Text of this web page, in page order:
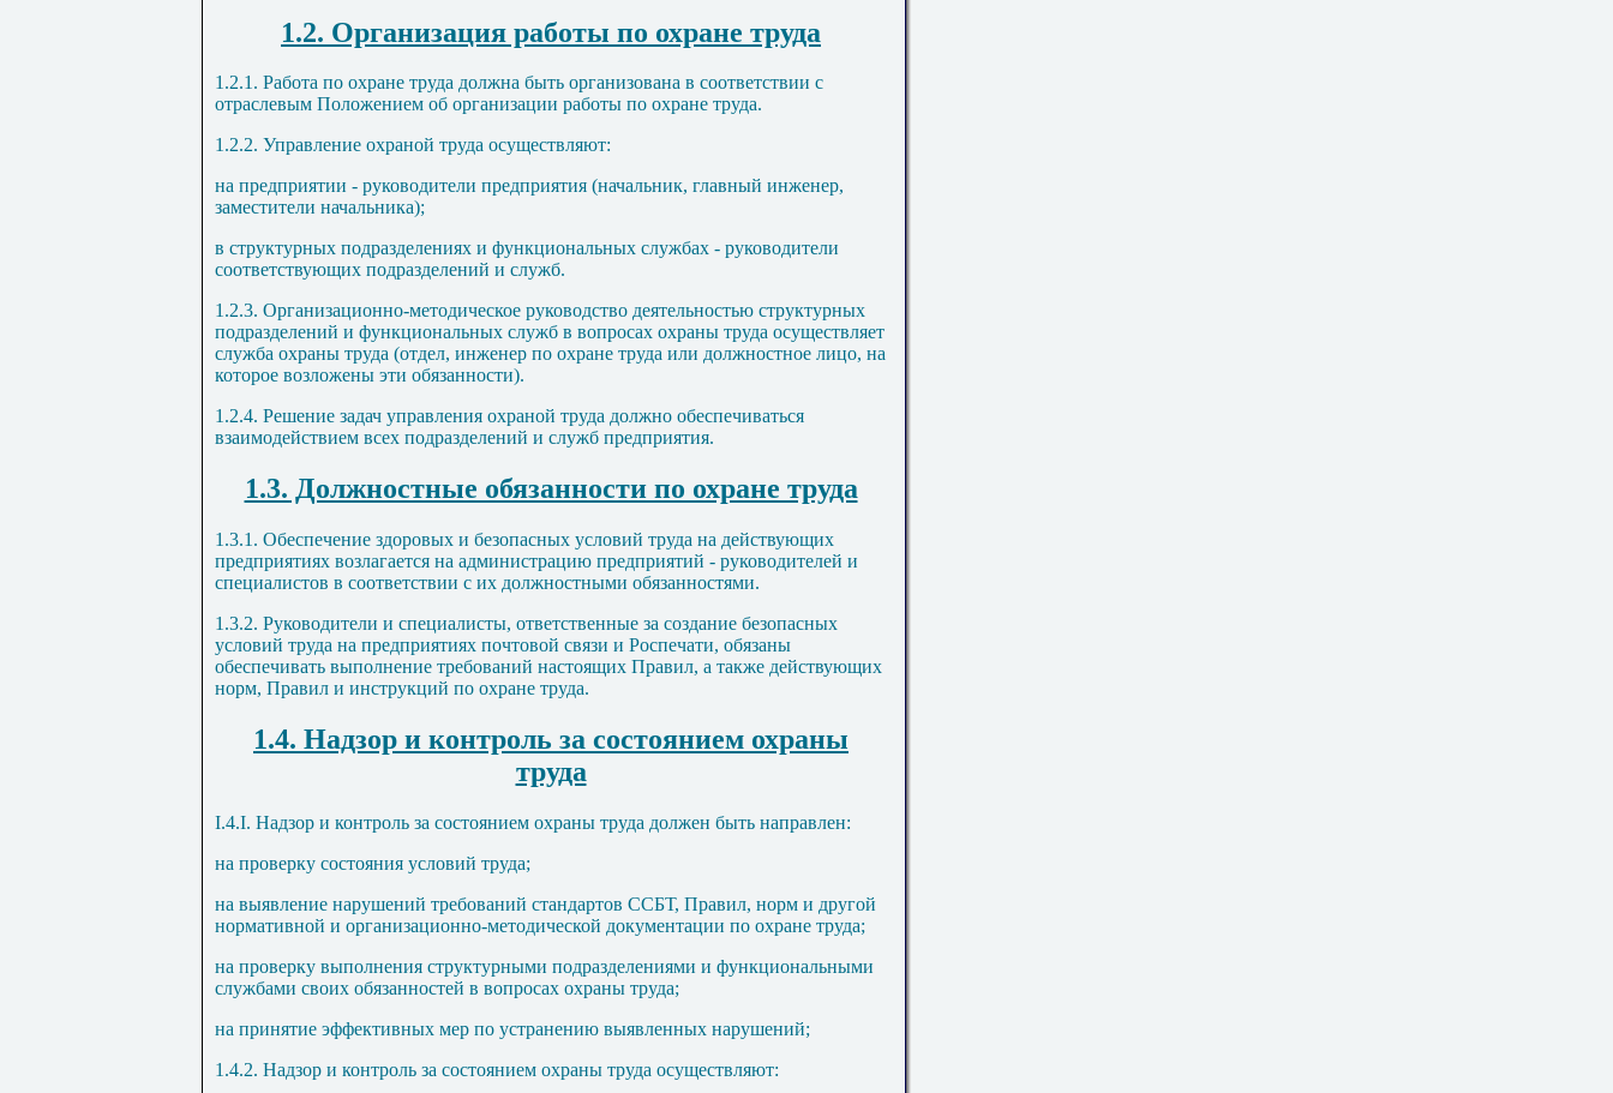
1.2. Организация работы по охране труда
1.2.1. Работа по охране труда должна быть организована в соответствии с
отраслевым Положением об организации работы по охране труда.
1.2.2. Управление охраной труда осуществляют:
на предприятии - руководители предприятия (начальник, главный инженер,
заместители начальника);
в структурных подразделениях и функциональных службах - руководители
соответствующих подразделений и служб.
1.2.3. Организационно-методическое руководство деятельностью структурных
подразделений и функциональных служб в вопросах охраны труда осуществляет
служба охраны труда (отдел, инженер по охране труда или должностное лицо, на
которое возложены эти обязанности).
1.2.4. Решение задач управления охраной труда должно обеспечиваться
взаимодействием всех подразделений и служб предприятия.
1.3. Должностные обязанности по охране труда
1.3.1. Обеспечение здоровых и безопасных условий труда на действующих
предприятиях возлагается на администрацию предприятий - руководителей и
специалистов в соответствии с их должностными обязанностями.
1.3.2. Руководители и специалисты, ответственные за создание безопасных
условий труда на предприятиях почтовой связи и Роспечати, обязаны
обеспечивать выполнение требований настоящих Правил, а также действующих
норм, Правил и инструкций по охране труда.
1.4. Надзор и контроль за состоянием охраны
труда
I.4.I. Надзор и контроль за состоянием охраны труда должен быть направлен:
на проверку состояния условий труда;
на выявление нарушений требований стандартов ССБТ, Правил, норм и другой
нормативной и организационно-методической документации по охране труда;
на проверку выполнения структурными подразделениями и функциональными
службами своих обязанностей в вопросах охраны труда;
на принятие эффективных мер по устранению выявленных нарушений;
1.4.2. Надзор и контроль за состоянием охраны труда осуществляют: